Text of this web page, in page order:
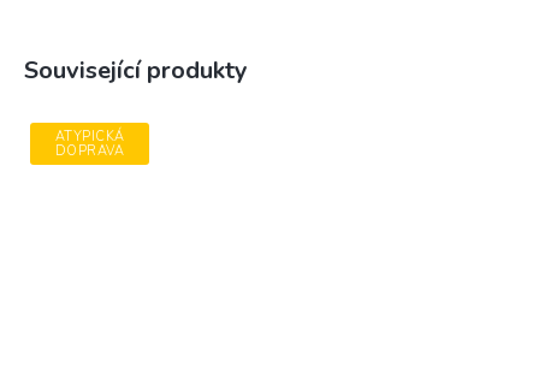
Související produkty
ATYPICKÁ
DOPRAVA